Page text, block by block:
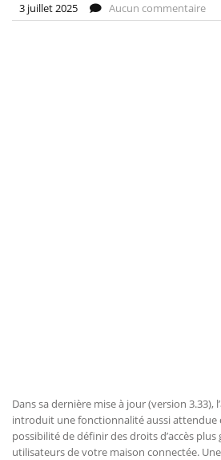
3 juillet 2025 Aucun commentaire
Dans sa dernière mise à jour (version 3.33),
introduit une fonctionnalité aussi attendue
possibilité de définir des droits d’accès
utilisateurs de votre maison connectée.